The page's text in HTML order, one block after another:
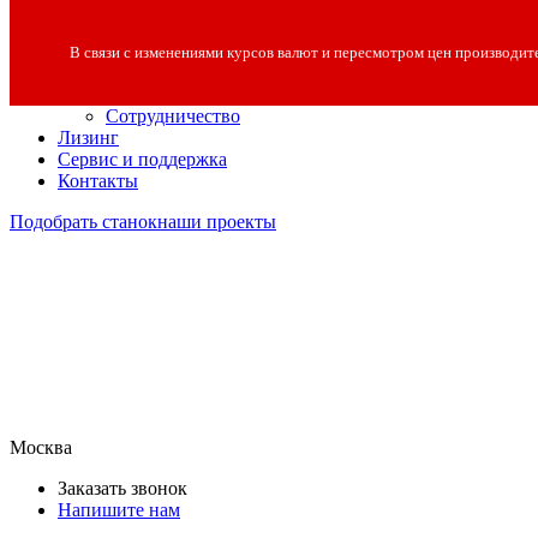
В связи с изменениями курсов валют и пересмотром цен
О компании
Сотрудничество
Лизинг
Сервис и поддержка
Контакты
Подобрать станокнаши проекты
Москва
Заказать звонок
Напишите нам